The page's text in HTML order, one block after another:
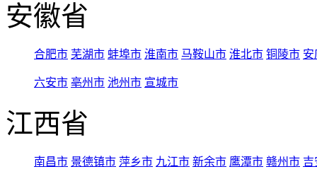
安徽省
合肥市 芜湖市 蚌埠市 淮南市 马鞍山市 淮北市 铜陵市 安
六安市 亳州市 池州市 宣城市
江西省
南昌市 景德镇市 萍乡市 九江市 新余市 鹰潭市 赣州市 吉